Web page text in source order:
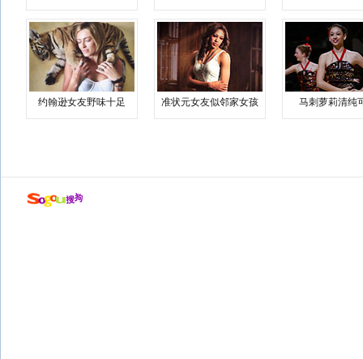
约翰逊女友野味十足 准状元女友似邻家女孩 马刺萝莉清纯